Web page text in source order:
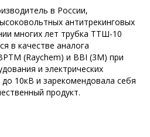
в России,
антитрекинговых
многих лет трубка ТТШ-10
в качестве аналога
(Raychem) и BBI (3M) при
и электрических
10кВ и зарекомендовала себя
продукт.